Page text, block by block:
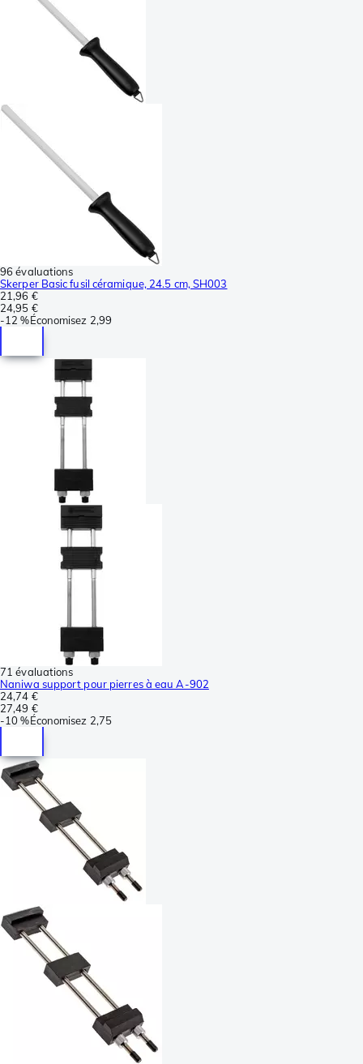
96 évaluations
Skerper Basic fusil céramique, 24.5 cm, SH003
21,96 €
24,95 €
-12 %Économisez 2,99
71 évaluations
Naniwa support pour pierres à eau A-902
24,74 €
27,49 €
-10 %Économisez 2,75